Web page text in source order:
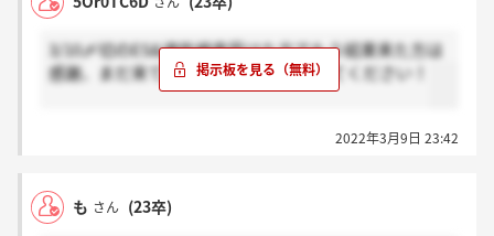
3/10〆切のES&適性検査受けた方でもう結果来た方は
感謝、まだ来てない方はホント？押してください！
2022年3月9日 23:42
も さん (23卒)